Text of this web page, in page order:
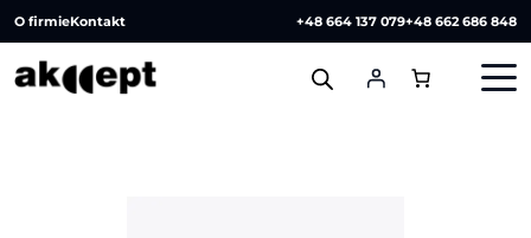
O firmieKontakt +48 664 137 079+48 662 686 848